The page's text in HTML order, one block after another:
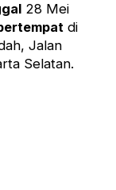
28 Mei
di
Jalan
Selatan.